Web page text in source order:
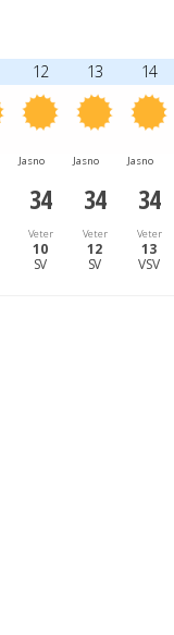
12 13 14
Jasno Jasno Jasno
34 34 34
Veter
10
SV
Veter
12
SV
Veter
13
VSV